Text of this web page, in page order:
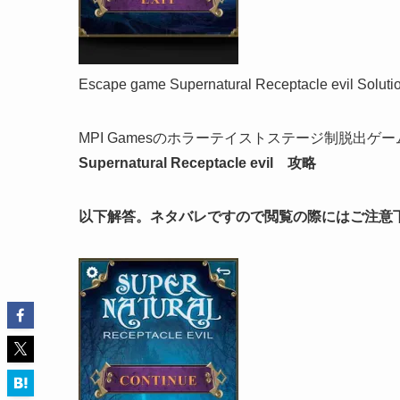
Escape game Supernatural Receptacle evil
MPI Gamesのホラーテイストステージ制脱出ゲー
Supernatural Receptacle evil 攻略
以下解答。ネタバレですので閲覧の際にはご注意